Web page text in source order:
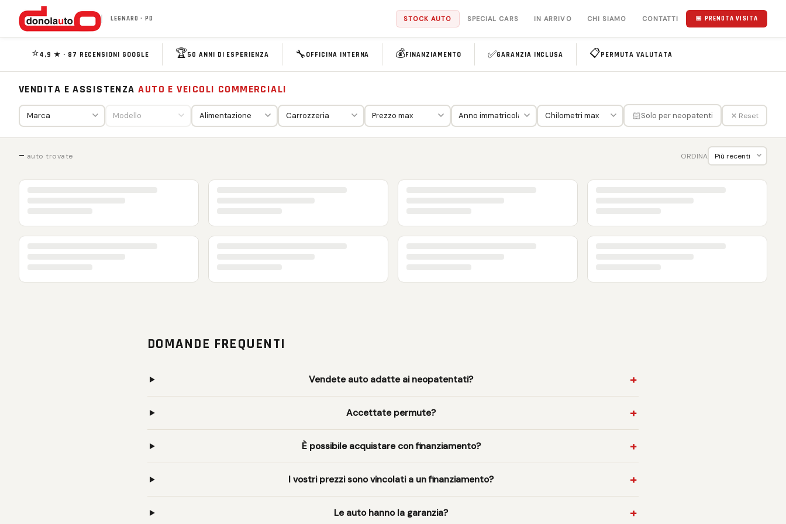
LEGNARO · PD STOCK AUTO SPECIAL CARS IN ARRIVO CHI SIAMO CONTATTI 📅 PRENOTA VISITA
⭐4,9 ★ · 87 RECENSIONI GOOGLE 🏆50 ANNI DI ESPERIENZA 🔧 OFFICINA INTERNA 💰FINANZIAMENTO ✅GARANZIA INCLUSA 📋PERMUTA VALUTATA
VENDITA E ASSISTENZAAUTO E VEICOLI COMMERCIALI
🏻Solo per neopatenti ✕ Reset
— auto trovate ORDINA
DOMANDE FREQUENTI
Vendete auto adatte ai neopatentati?
Accettate permute?
È possibile acquistare con finanziamento?
I vostri prezzi sono vincolati a un finanziamento?
Le auto hanno la garanzia?